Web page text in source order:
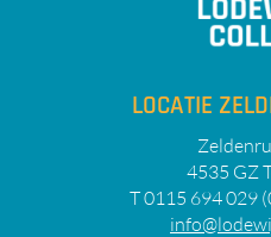
LOCATIE
4535 GZ
T 0115 694 029